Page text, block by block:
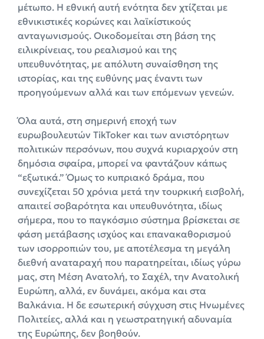
μέτωπο. Η εθνική αυτή ενότητα δεν χτίζεται με
εθνικιστικές κορώνες και λαϊκίστικούς
ανταγωνισμούς. Οικοδομείται στη βάση της
ειλικρίνειας, του ρεαλισμού και της
υπευθυνότητας, με απόλυτη συναίσθηση της
ιστορίας, και της ευθύνης μας έναντι των
προηγούμενων αλλά και των επόμενων γενεών.
Όλα αυτά, στη σημερινή εποχή των
ευρωβουλευτών TikToker και των ανιστόρητων
πολιτικών περσόνων, που συχνά κυριαρχούν στη
δημόσια σφαίρα, μπορεί να φαντάζουν κάπως
“εξωτικά.” Όμως το κυπριακό δράμα, που
συνεχίζεται 50 χρόνια μετά την τουρκική εισβολή,
απαιτεί σοβαρότητα και υπευθυνότητα, ιδίως
σήμερα, που το παγκόσμιο σύστημα βρίσκεται σε
φάση μετάβασης ισχύος και επανακαθορισμού
των ισορροπιών του, με αποτέλεσμα τη μεγάλη
διεθνή αναταραχή που παρατηρείται, ιδίως γύρω
μας, στη Μέση Ανατολή, το Σαχέλ, την Ανατολική
Ευρώπη, αλλά, εν δυνάμει, ακόμα και στα
Βαλκάνια. Η δε εσωτερική σύγχυση στις Ηνωμένες
Πολιτείες, αλλά και η γεωστρατηγική αδυναμία
της Ευρώπης, δεν βοηθούν.